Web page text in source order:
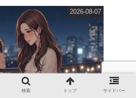
2026-08-07
検索 トップ サイドバー